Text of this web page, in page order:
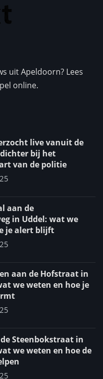
uit Apeldoorn? Lees
online.
live vanuit de
bij het
van de politie
aan de
in Uddel: wat we
je alert blijft
aan de Hofstraat in
we weten en hoe je
Steenbokstraat in
we weten en hoe de